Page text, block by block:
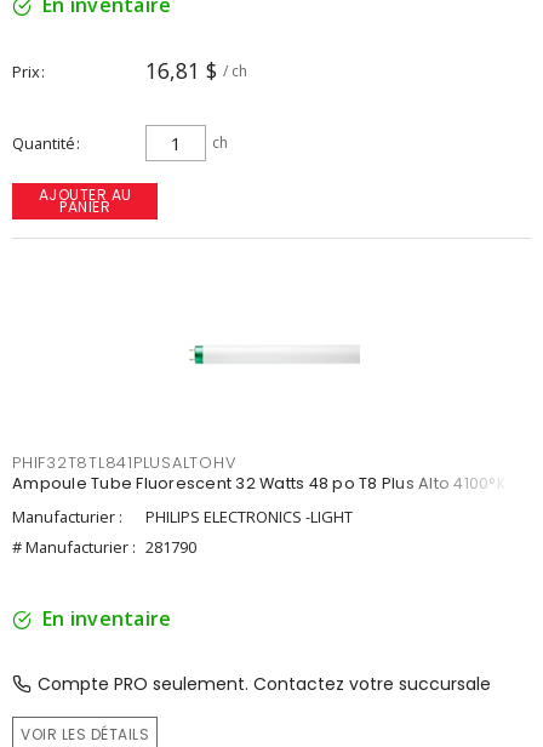
Prix 16,81 $ / ch
Quantité ch
AJOUTER AU
PANIER
PHIF32T8TL841PLUSALTOHV
Ampoule Tube Fluorescent 32 Watts 48 po T8 Plus Alto 4100°K
Manufacturier :
PHILIPS ELECTRONICS -LIGHT
# Manufacturier : 281790
En inventaire
Compte PRO seulement. Contactez votre succursale
VOIR LES DÉTAILS